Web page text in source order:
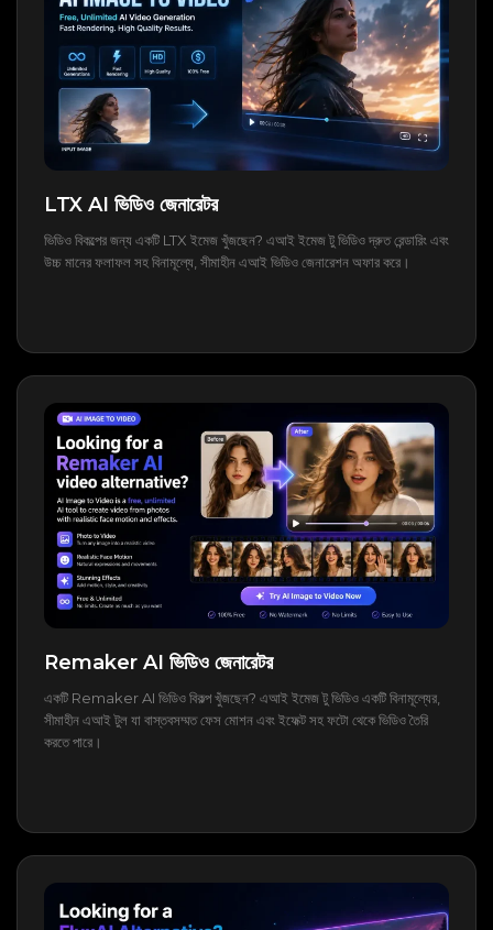
LTX AI ভিডিও জেনারেটর
ভিডিও বিকল্পের জন্য একটি LTX ইমেজ খুঁজছেন? এআই ইমেজ টু ভিডিও দ্রুত রেন্ডারিং এবং
উচ্চ মানের ফলাফল সহ বিনামূল্যে, সীমাহীন এআই ভিডিও জেনারেশন অফার করে।
Remaker AI ভিডিও জেনারেটর
একটি Remaker AI ভিডিও বিকল্প খুঁজছেন? এআই ইমেজ টু ভিডিও একটি বিনামূল্যের,
সীমাহীন এআই টুল যা বাস্তবসম্মত ফেস মোশন এবং ইফেক্ট সহ ফটো থেকে ভিডিও তৈরি
করতে পারে।